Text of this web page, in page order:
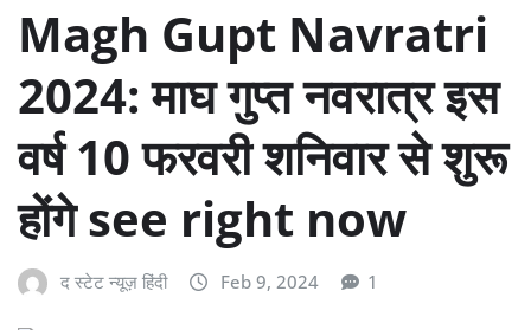
Magh Gupt Navratri
2024: माघ गुप्त नवरात्र इस
वर्ष 10 फरवरी शनिवार से शुरू
होंगे see right now
द स्टेट न्यूज़ हिंदी Feb 9, 2024 1